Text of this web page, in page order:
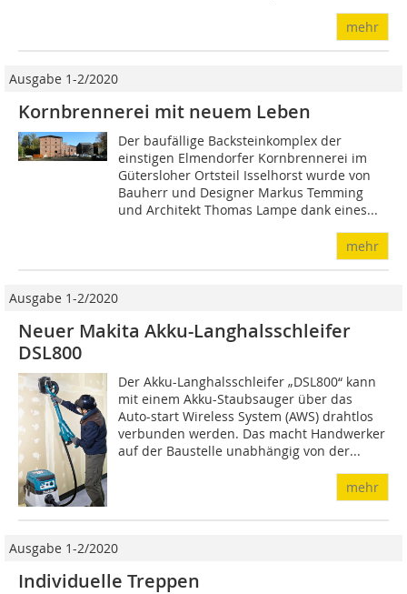
mehr
Ausgabe 1-2/2020
Kornbrennerei mit neuem Leben
Der baufällige Backsteinkomplex der
einstigen Elmendorfer Kornbrennerei im
Gütersloher Ortsteil Isselhorst wurde von
Bauherr und Designer Markus Temming
und Architekt Thomas Lampe dank eines...
mehr
Ausgabe 1-2/2020
Neuer Makita Akku-Langhalsschleifer
DSL800
Der Akku-Langhalsschleifer „DSL800“ kann
mit einem Akku-Staubsauger über das
Auto-start Wireless System (AWS) drahtlos
verbunden werden. Das macht Handwerker
auf der Baustelle unabhängig von der...
mehr
Ausgabe 1-2/2020
Individuelle Treppen